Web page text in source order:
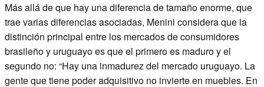
Más allá de que hay una diferencia de tamaño enorme, que
trae varias diferencias asociadas, Menini considera que la
distinción principal entre los mercados de consumidores
brasileño y uruguayo es que el primero es maduro y el
segundo no: “Hay una inmadurez del mercado uruguayo. La
gente que tiene poder adquisitivo no invierte en muebles. En